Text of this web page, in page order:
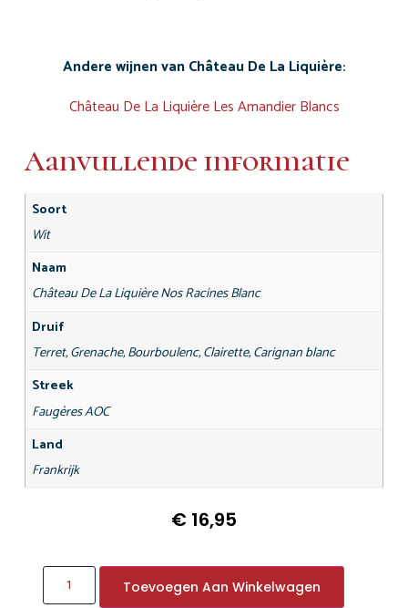
Andere wijnen van Château De La Liquière:
Château De La Liquière Les Amandier Blancs
Aanvullende informatie
Soort
Wit
Naam
Château De La Liquière Nos Racines Blanc
Druif
Terret, Grenache, Bourboulenc, Clairette, Carignan blanc
Streek
Faugères AOC
Land
Frankrijk
€ 16,95
Toevoegen Aan Winkelwagen